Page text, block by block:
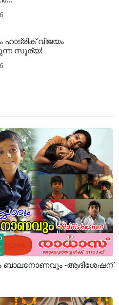
വിജയം
സൂര്യ!
ബാലനോണവും -ആദിശേഷന്